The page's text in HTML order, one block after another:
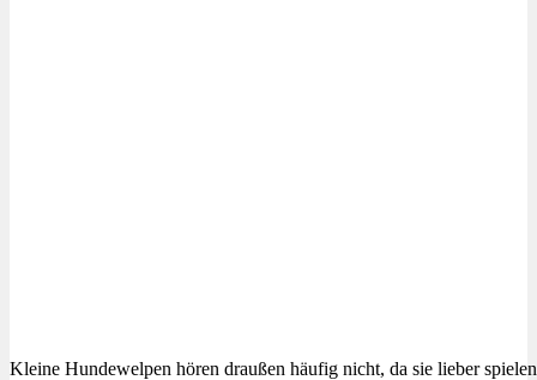
Kleine Hundewelpen hören draußen häufig nicht, da sie lieber